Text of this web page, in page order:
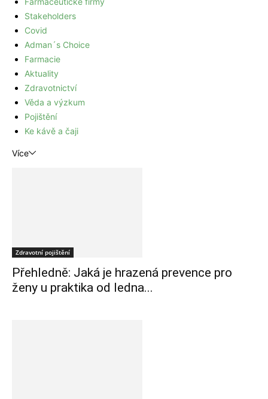
Stakeholders
Covid
Adman´s Choice
Farmacie
Aktuality
Zdravotnictví
Věda a výzkum
Pojištění
Ke kávě a čaji
Více
Zdravotní pojištění
Přehledně: Jaká je hrazená prevence pro
ženy u praktika od ledna...